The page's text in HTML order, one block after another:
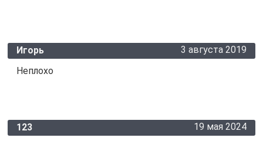
Игорь
3 августа 2019
Неплохо
123
19 мая 2024